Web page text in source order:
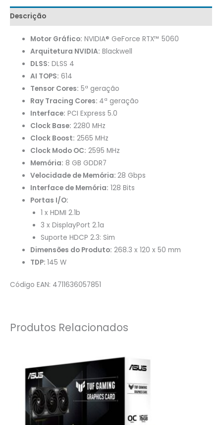
Descrição
Motor Gráfico: NVIDIA® GeForce RTX™ 5060
Arquitetura NVIDIA: Blackwell
DLSS: DLSS 4
AI TOPS: 614
Tensor Cores: 5ª geração
Ray Tracing Cores: 4ª geração
Interface: PCI Express 5.0
Clock Base: 2280 MHz
Clock Boost: 2565 MHz
Clock Modo OC: 2595 MHz
Memória: 8 GB GDDR7
Velocidade de Memória:28 Gbps
Interface de Memória: 128 Bits
Portas I/O:
1 x HDMI 2.1b
3 x DisplayPort 2.1a
Suporte HDCP 2.3: Sim
Dimensões do Produto: 268.3 x 120 x 50 mm
TDP:145 W
Código EAN: 4711636057851
Produtos Relacionados